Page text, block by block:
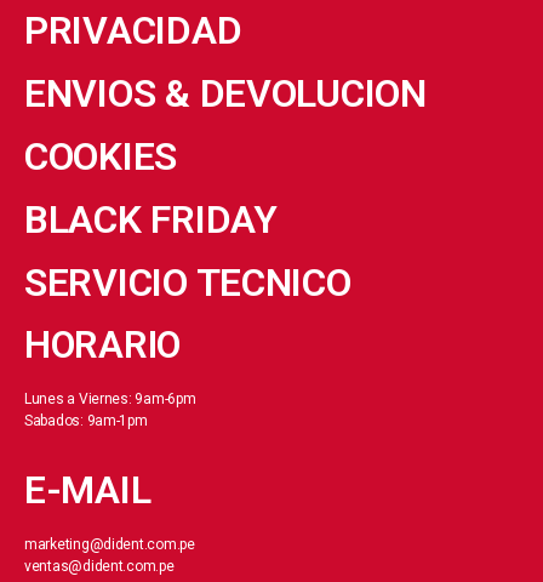
PRIVACIDAD
ENVIOS & DEVOLUCION
COOKIES
BLACK FRIDAY
SERVICIO TECNICO
HORARIO
Lunes a Viernes: 9am-6pm
Sabados: 9am-1pm
E-MAIL
marketing@dident.com.pe
ventas@dident.com.pe